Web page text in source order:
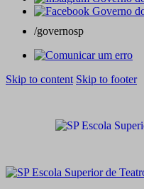
/governosp
Skip to content Skip to footer